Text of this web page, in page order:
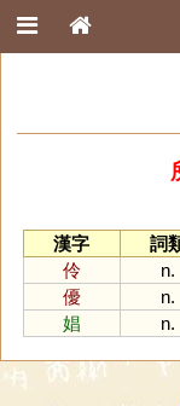
漢字
詞
伶
n.
優
n.
娼
n.